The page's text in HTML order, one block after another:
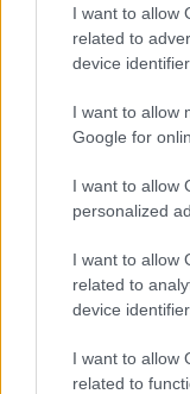
I want to allow
related to
device
I want to allow
Google for
I want to allow
personalized
I want to allow
related to
device
I want to allow
related to
követően immár
szerepvállalását.
TOVÁBB OLVASOM
Magyarország
Magyar Élelmiszerbank,
Esővel indul,
2025.11.03.